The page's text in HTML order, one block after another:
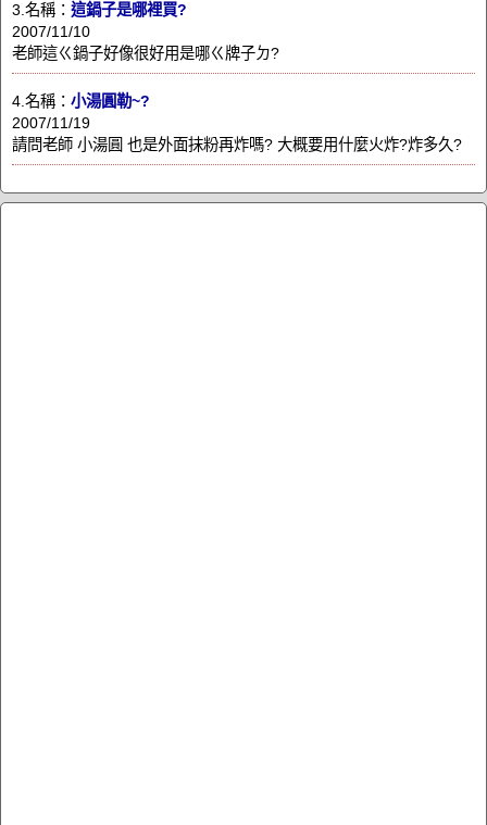
3.名稱： 這鍋子是哪裡買?
2007/11/10
老師這ㄍ鍋子好像很好用是哪ㄍ牌子ㄉ?
4.名稱： 小湯圓勒~?
2007/11/19
請問老師 小湯圓 也是外面抹粉再炸嗎? 大概要用什麼火炸?炸多久?